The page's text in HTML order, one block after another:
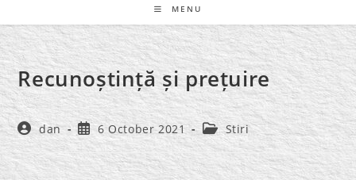
MENU
Recunoștință și prețuire
Post
author:
dan
Post
published:
6 October 2021
Post
category:
Stiri